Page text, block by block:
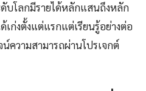
บโลกมีรายได้หลักแสนถึงหลัก
เก่งตั้งแต่แรกแต่เรียนรู้อย่างต่อ
ความสามารถผ่านโปรเจกต์